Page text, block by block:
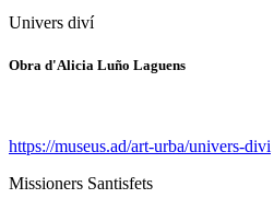
Univers diví
Obra d'Alicia Luño Laguens
https://museus.ad/art-urba/univers-divi
Missioners Santisfets